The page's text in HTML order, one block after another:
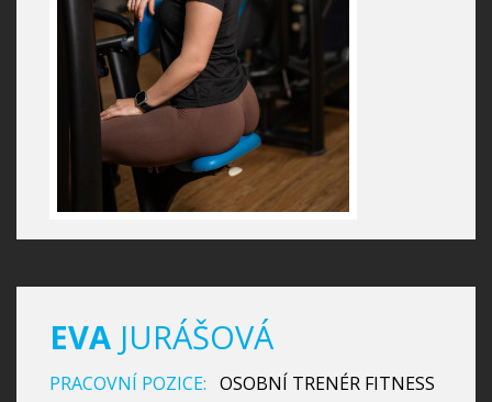
EVA JURÁŠOVÁ
PRACOVNÍ POZICE: OSOBNÍ TRENÉR FITNESS